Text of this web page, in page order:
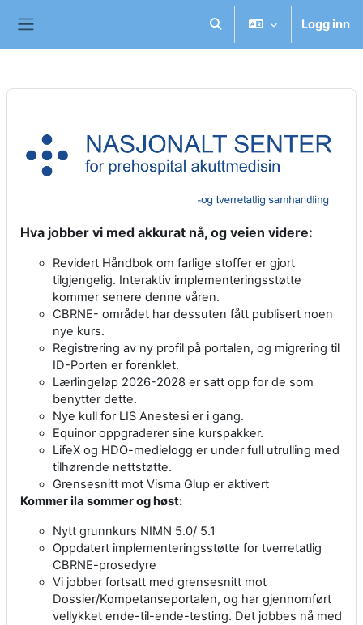
Veksle inndata for søk
Logg inn
Hva jobber vi med akkurat nå, og veien videre:
Revidert Håndbok om farlige stoffer er gjort
tilgjengelig. Interaktiv implementeringsstøtte
kommer senere denne våren.
CBRNE- området har dessuten fått publisert noen
nye kurs.
Registrering av ny profil på portalen, og migrering til
ID-Porten er forenklet.
Lærlingeløp 2026-2028 er satt opp for de som
benytter dette.
Nye kull for LIS Anestesi er i gang.
Equinor oppgraderer sine kurspakker.
LifeX og HDO-medielogg er under full utrulling med
tilhørende nettstøtte.
Grensesnitt mot Visma Glup er aktivert
Kommer ila sommer og høst:
Nytt grunnkurs NIMN 5.0/ 5.1
Oppdatert implementeringsstøtte for tverretatlig
CBRNE-prosedyre
Vi jobber fortsatt med grensesnitt mot
Dossier/Kompetanseportalen, og har gjennomført
vellykket ende-til-ende-testing. Det jobbes nå med